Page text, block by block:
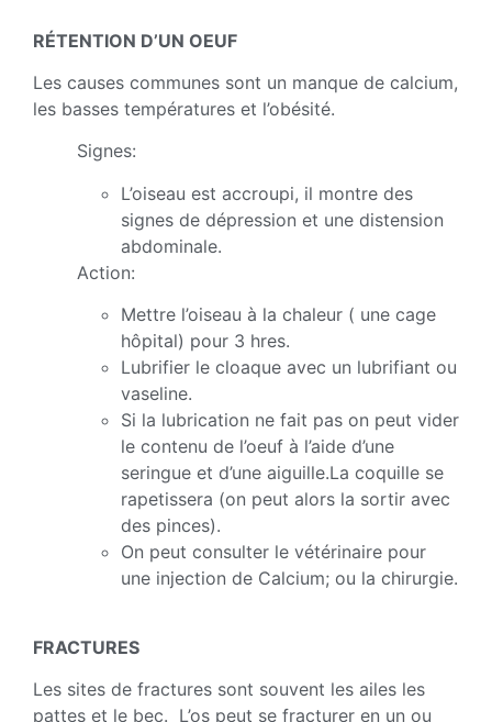
RÉTENTION D’UN OEUF
Les causes communes sont un manque de calcium,
les basses températures et l’obésité.
Signes:
L’oiseau est accroupi, il montre des
signes de dépression et une distension
abdominale.
Action:
Mettre l’oiseau à la chaleur ( une cage
hôpital) pour 3 hres.
Lubrifier le cloaque avec un lubrifiant ou
vaseline.
Si la lubrication ne fait pas on peut vider
le contenu de l’oeuf à l’aide d’une
seringue et d’une aiguille.La coquille se
rapetissera (on peut alors la sortir avec
des pinces).
On peut consulter le vétérinaire pour
une injection de Calcium; ou la chirurgie.
FRACTURES
Les sites de fractures sont souvent les ailes les
pattes et le bec. L’os peut se fracturer en un ou